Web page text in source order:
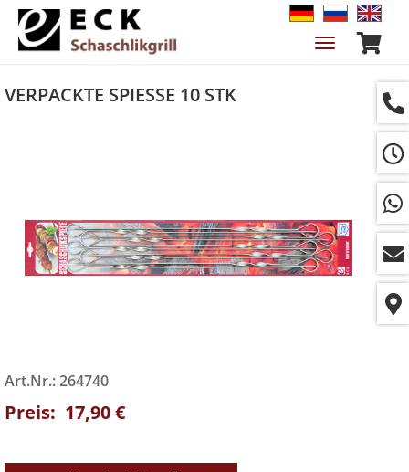
Navigation
VERPACKTE SPIESSE 10 STK
Art.Nr.: 264740
Preis: 17,90 €